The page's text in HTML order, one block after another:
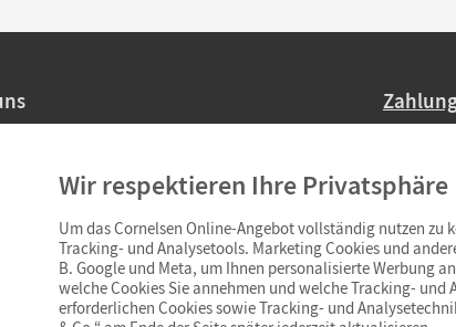
für Lehrkräfte
mit SSL-Verschlüsselung
von 4 Wochen
Ab 59,–
Wir respektieren Ihre Privatsphäre
Um das Cornelsen Online-Angebot vollständig nutzen
Tracking- und Analysetools. Marketing Cookies und
B. Google und Meta, um Ihnen personalisierte Werbung
welche Cookies Sie annehmen und welche Tracking-
erforderlichen Cookies sowie Tracking- und